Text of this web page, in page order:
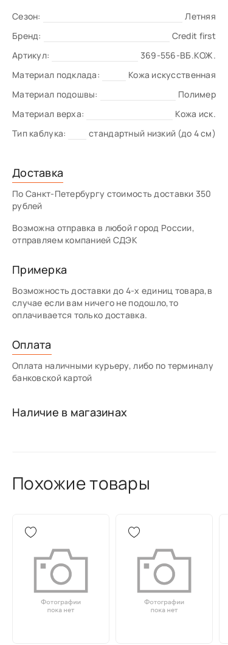
Сезон:
Летняя
Бренд:
Credit first
Артикул:
369-556-BБ.КОЖ.
Материал подклада:
Кожа искусственная
Материал подошвы:
Полимер
Материал верха:
Кожа иск.
Тип каблука:
стандартный низкий (до 4 см)
Доставка
По Санкт-Петербургу стоимость доставки 350
рублей
Возможна отправка в любой город России,
отправляем компанией СДЭК
Примерка
Возможность доставки до 4-х единиц товара,в
случае если вам ничего не подошло,то
оплачивается только доставка.
Оплата
Оплата наличными курьеру, либо по терминалу
банковской картой
Наличие в магазинах
Похожие товары